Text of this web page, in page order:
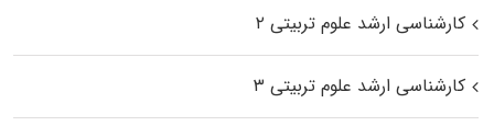
کارشناسی ارشد علوم تربیتی ۲
کارشناسی ارشد علوم تربیتی ۳